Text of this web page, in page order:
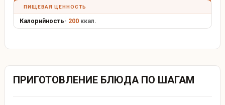
ПИЩЕВАЯ ЦЕННОСТЬ
Калорийность- 200ккал.
ПРИГОТОВЛЕНИЕ БЛЮДА ПО ШАГАМ